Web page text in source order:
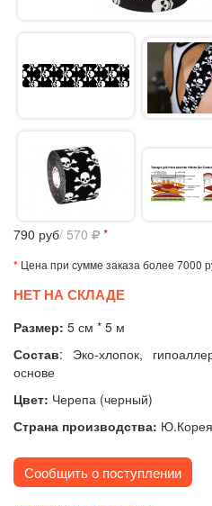
790 руб/ 570 *
* Цена при сумме заказа более 7000
НЕТ НА СКЛАДЕ
Размер: 5 см * 5 м
Состав: Эко-хлопок,
основе
Цвет: Черепа (черный)
Страна производства: Ю.Корея
Сообщить о поступлении